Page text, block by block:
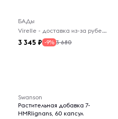
БАДы
Virelle - доставка из-за рубежа
3 345 -9% 3 680
Swanson
Растительная добавка 7-
HMRlignans, 60 капсул